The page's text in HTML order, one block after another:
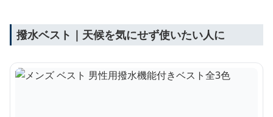
撥水ベスト｜天候を気にせず使いたい人に